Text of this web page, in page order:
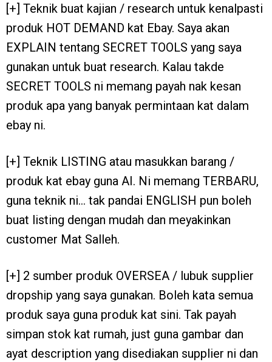
[+] Teknik buat kajian / research untuk kenalpasti
produk HOT DEMAND kat Ebay. Saya akan
EXPLAIN tentang SECRET TOOLS yang saya
gunakan untuk buat research. Kalau takde
SECRET TOOLS ni memang payah nak kesan
produk apa yang banyak permintaan kat dalam
ebay ni.
[+] Teknik LISTING atau masukkan barang /
produk kat ebay guna AI. Ni memang TERBARU,
guna teknik ni… tak pandai ENGLISH pun boleh
buat listing dengan mudah dan meyakinkan
customer Mat Salleh.
[+] 2 sumber produk OVERSEA / lubuk supplier
dropship yang saya gunakan. Boleh kata semua
produk saya guna produk kat sini. Tak payah
simpan stok kat rumah, just guna gambar dan
ayat description yang disediakan supplier ni dan